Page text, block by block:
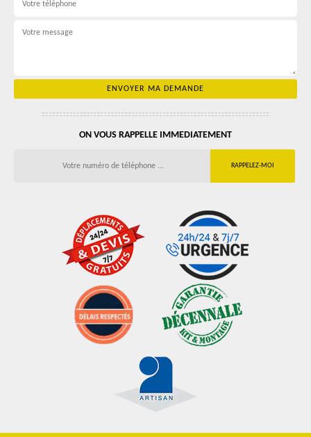
ON VOUS RAPPELLE IMMEDIATEMENT